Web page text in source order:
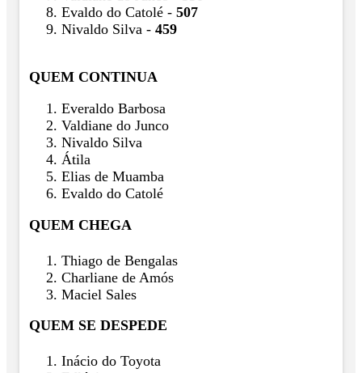
Evaldo do Catolé - 507
Nivaldo Silva - 459
QUEM CONTINUA
Everaldo Barbosa
Valdiane do Junco
Nivaldo Silva
Átila
Elias de Muamba
Evaldo do Catolé
QUEM CHEGA
Thiago de Bengalas
Charliane de Amós
Maciel Sales
QUEM SE DESPEDE
Inácio do Toyota